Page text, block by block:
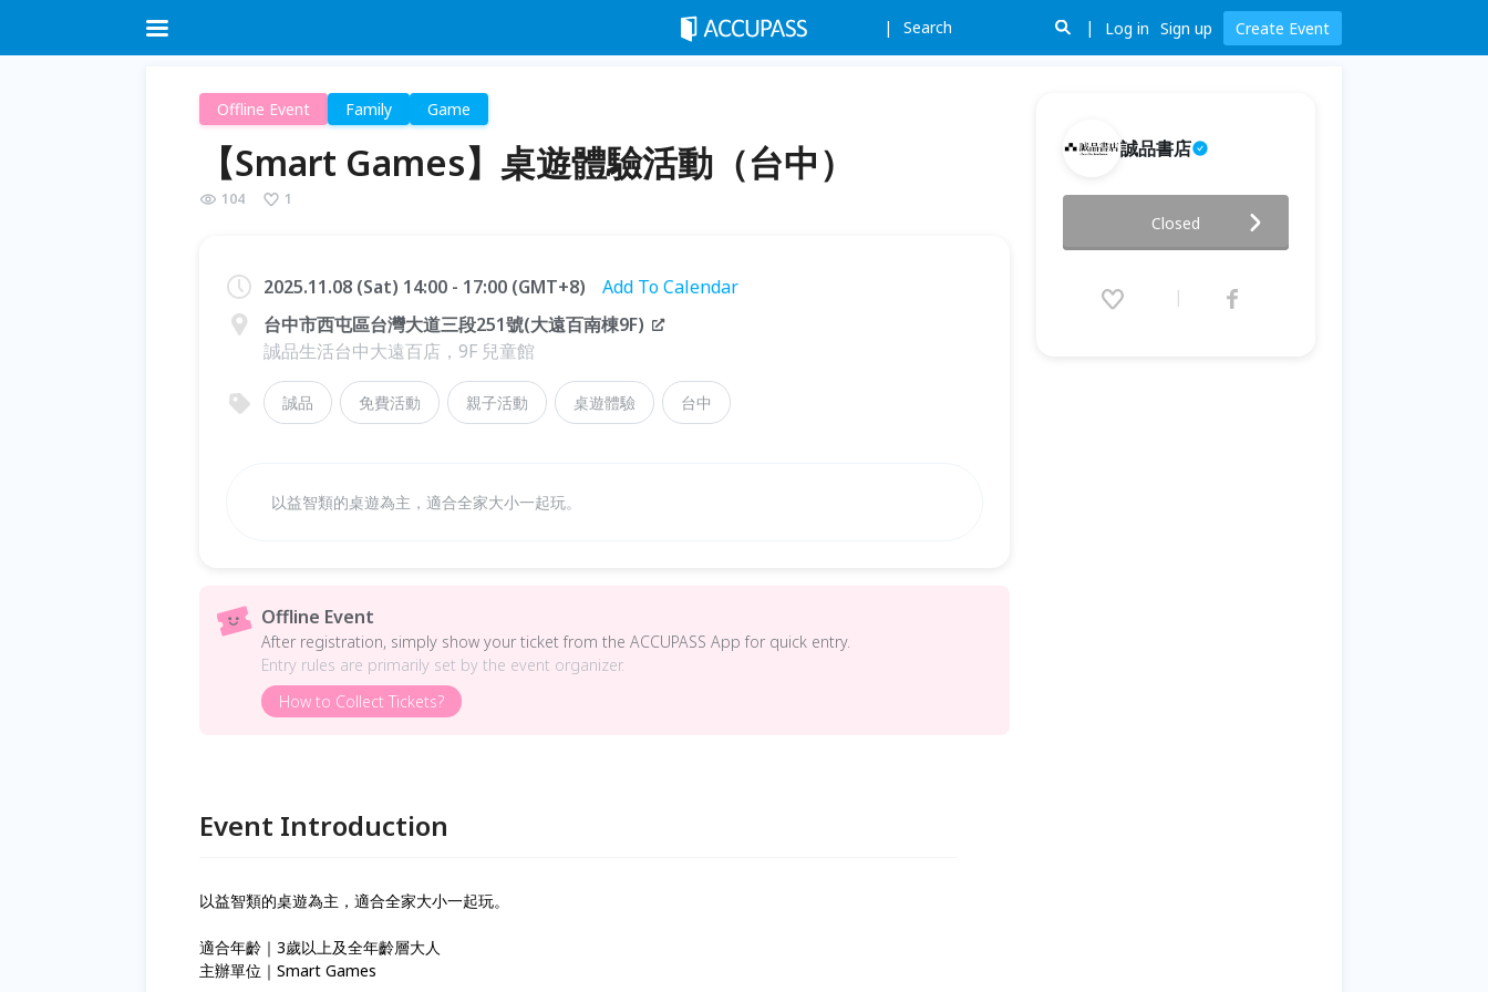
Search Log in Sign up Create Event
Offline Event Family Game
【Smart Games】桌遊體驗活動（台中）
104 1
2025.11.08 (Sat) 14:00 - 17:00 (GMT+8)
Add To Calendar
台中市西屯區台灣大道三段251號(大遠百南棟9F)
誠品生活台中大遠百店，9F 兒童館
誠品 免費活動 親子活動 桌遊體驗 台中
以益智類的桌遊為主，適合全家大小一起玩。
Offline Event
After registration, simply show your ticket from the ACCUPASS App for quick entry.
Entry rules are primarily set by the event organizer.
How to Collect Tickets?
Event Introduction
以益智類的桌遊為主，適合全家大小一起玩。
適合年齡｜3歲以上及全年齡層大人
主辦單位｜Smart Games
誠品書店
2025.11.08 (Sat) 14:00 - 17:00
Closed